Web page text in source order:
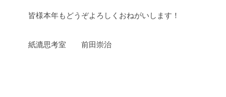
皆様本年もどうぞよろしくおねがいします！
紙漉思考室 前田崇治